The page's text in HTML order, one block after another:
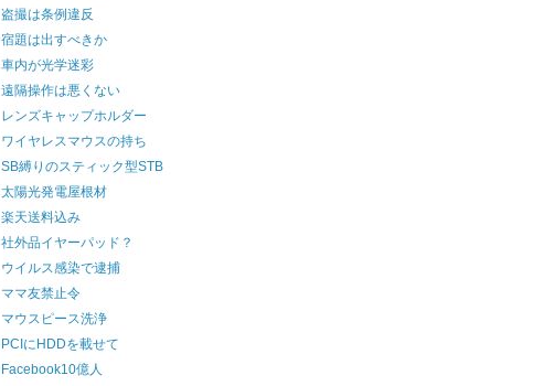
盗撮は条例違反
宿題は出すべきか
車内が光学迷彩
遠隔操作は悪くない
レンズキャップホルダー
ワイヤレスマウスの持ち
SB縛りのスティック型STB
太陽光発電屋根材
楽天送料込み
社外品イヤーパッド？
ウイルス感染で逮捕
ママ友禁止令
マウスピース洗浄
PCIにHDDを載せて
Facebook10億人